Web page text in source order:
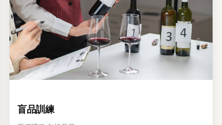
盲品訓練